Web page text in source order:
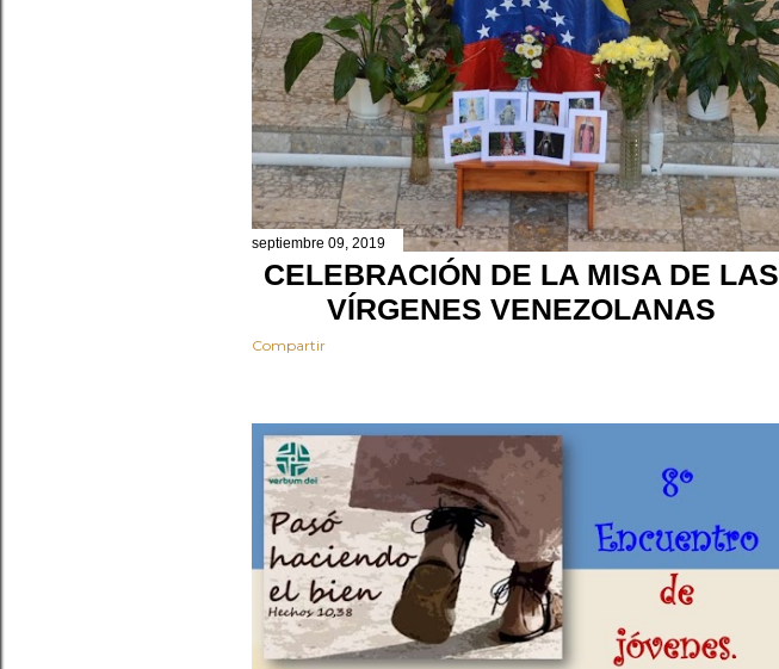
septiembre 09, 2019
CELEBRACIÓN DE LA MISA DE LAS
VÍRGENES VENEZOLANAS
Compartir